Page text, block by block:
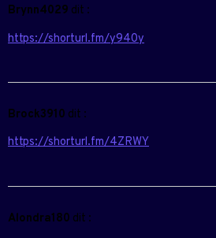
Brynn4029 dit :
https://shorturl.fm/y940y
Brock3910 dit :
https://shorturl.fm/4ZRWY
Alondra180 dit :